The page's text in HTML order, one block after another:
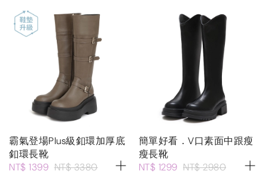
霸氣登場Plus級釦環加厚底
釦環長靴
NT$ 1399 NT$ 3380
簡單好看．V口素面中跟瘦
瘦長靴
NT$ 1299 NT$ 2980